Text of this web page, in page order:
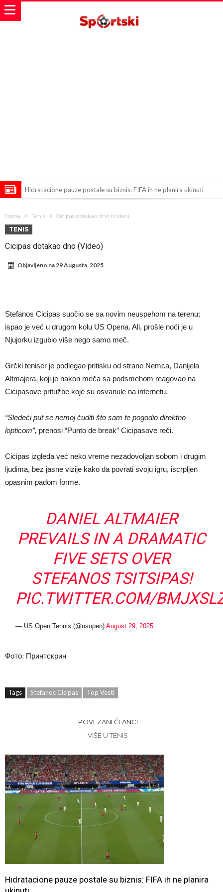
Hidratacione pauze postale su biznis: FIFA ih ne planira ukinuti
Infantino i ljubavnička veza: Kontroverzni detalji i novčana isplata iz
Murinjo uvodi strogu disciplinu u Real Madrid. Ovo su tri nova
Mudrik se vratio na teren nakon više od 600 dana. Odmah ide na
pozajmicu?
Real Madrid je doneo odluku: Endrick prelazi u Premijer ligu!
Doma Tenis Cicipas dotakao dno (Video)
TENIS
Cicipas dotakao dno (Video)
Objavljeno na29 Augusta, 2025
Stefanos Cicipas suočio se sa novim neuspehom na terenu;
ispao je već u drugom kolu US Opena. Ali, prošle noći je u
Njujorku izgubio više nego samo meč.
Grčki teniser je podlegao pritisku od strane Nemca, Danijela
Altmajera, koji je nakon meča sa podsmehom reagovao na
Cicipasove pritužbe koje su osvanule na internetu.
“Sledeći put se nemoj čuditi što sam te pogodio direktno
lopticom”, prenosi “Punto de break” Cicipasove reči.
Cicipas izgleda već neko vreme nezadovoljan sobom i drugim
ljudima, bez jasne vizije kako da povrati svoju igru, iscrpljen
opasnim padom forme.
DANIEL ALTMAIER
PREVAILS IN A DRAMATIC
FIVE SETS OVER
STEFANOS TSITSIPAS!
PIC.TWITTER.COM/
— US Open Tennis (@usopen)August 29, 2025
Фото: Принтскрин
Tags Stefanos Cicipas Top Vesti
POVEZANI ČLANCI
VIŠE U TENIS
Hidratacione pauze postale su biznis: FIFA ih ne planira